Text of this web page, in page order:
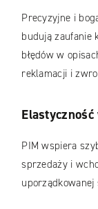
Precyzyjne i
budują zaufanie
błędów w
reklamacji i
PIM wspiera
sprzedaży i